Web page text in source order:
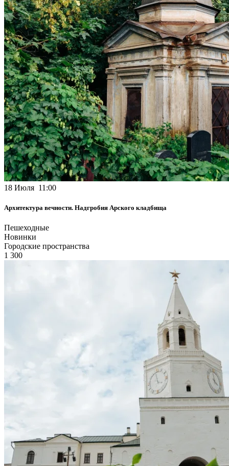
18 Июля 11:00
Архитектура вечности. Надгробия Арского кладбища
Пешеходные
Новинки
Городские пространства
1 300